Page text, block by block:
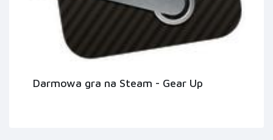
Darmowa gra na Steam - Gear Up